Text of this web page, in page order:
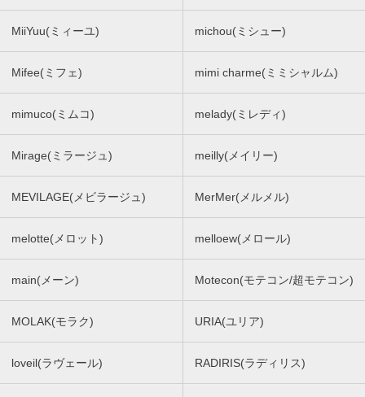
MiiYuu(ミィーユ) michou(ミシュー)
Mifee(ミフェ) mimi charme(ミミシャルム)
mimuco(ミムコ) melady(ミレディ)
Mirage(ミラージュ) meilly(メイリー)
MEVILAGE(メビラージュ) MerMer(メルメル)
melotte(メロット) melloew(メロール)
main(メーン) Motecon(モテコン/超モテコン)
MOLAK(モラク) URIA(ユリア)
loveil(ラヴェール) RADIRIS(ラディリス)